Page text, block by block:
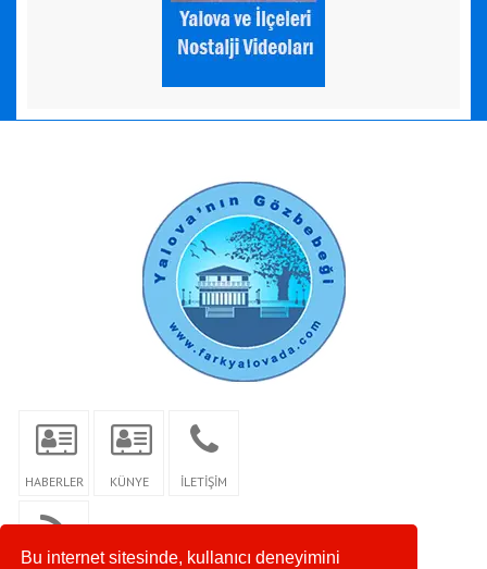
Bu internet sitesinde, kullanıcı deneyimini
HABERLER KÜNYE İLETİŞİM